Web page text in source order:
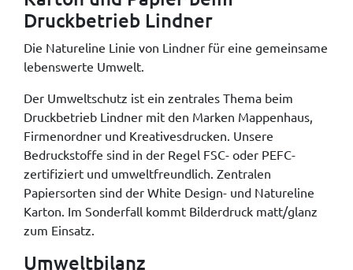
Druckbetrieb Lindner
Die Natureline Linie von Lindner für eine gemeinsame
lebenswerte Umwelt.
Der Umweltschutz ist ein zentrales Thema beim
Druckbetrieb Lindner mit den Marken Mappenhaus,
Firmenordner und Kreativesdrucken. Unsere
Bedruckstoffe sind in der Regel FSC- oder PEFC-
zertifiziert und umweltfreundlich. Zentralen
Papiersorten sind der White Design- und Natureline
Karton. Im Sonderfall kommt Bilderdruck matt/glanz
zum Einsatz.
Umweltbilanz